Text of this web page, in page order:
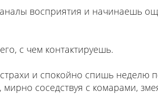
восприятия и начинаешь
с чем контактируешь.
и спокойно спишь неделю
соседствуя с комарами,